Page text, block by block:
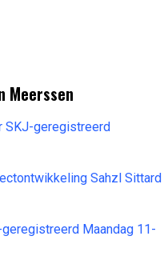
Meerssen
SKJ-geregistreerd
Sahzl Sittard
Maandag 11-